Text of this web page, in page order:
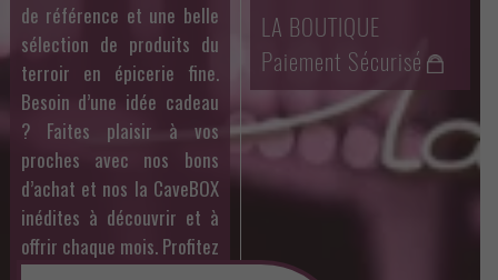
de référence et une belle
sélection de produits du
terroir en épicerie fine.
Besoin d’une idée cadeau
? Faites plaisir à vos
proches avec nos bons
d’achat et nos la CaveBOX
inédites à découvrir et à
offrir chaque mois. Profitez
LA BOUTIQUE
Paiement Sécurisé